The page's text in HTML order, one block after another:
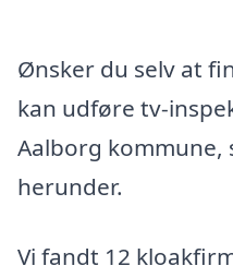
Ønsker du selv at
kan udføre tv-
Aalborg kommune,
herunder.
Vi fandt 12